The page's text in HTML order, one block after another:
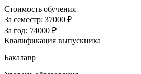
Стоимость обучения
За семестр: 37000 ₽
За год: 74000 ₽
Квалификация выпускника
Бакалавр